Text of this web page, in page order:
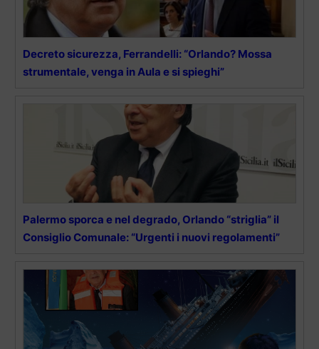
Decreto sicurezza, Ferrandelli: “Orlando? Mossa
strumentale, venga in Aula e si spieghi”
Palermo sporca e nel degrado, Orlando “striglia” il
Consiglio Comunale: “Urgenti i nuovi regolamenti”